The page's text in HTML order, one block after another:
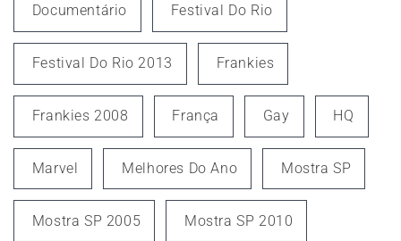
Documentário Festival Do Rio
Festival Do Rio 2013 Frankies
Frankies 2008 França Gay HQ
Marvel Melhores Do Ano Mostra SP
Mostra SP 2005 Mostra SP 2010